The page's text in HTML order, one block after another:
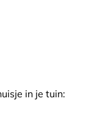
in je tuin: